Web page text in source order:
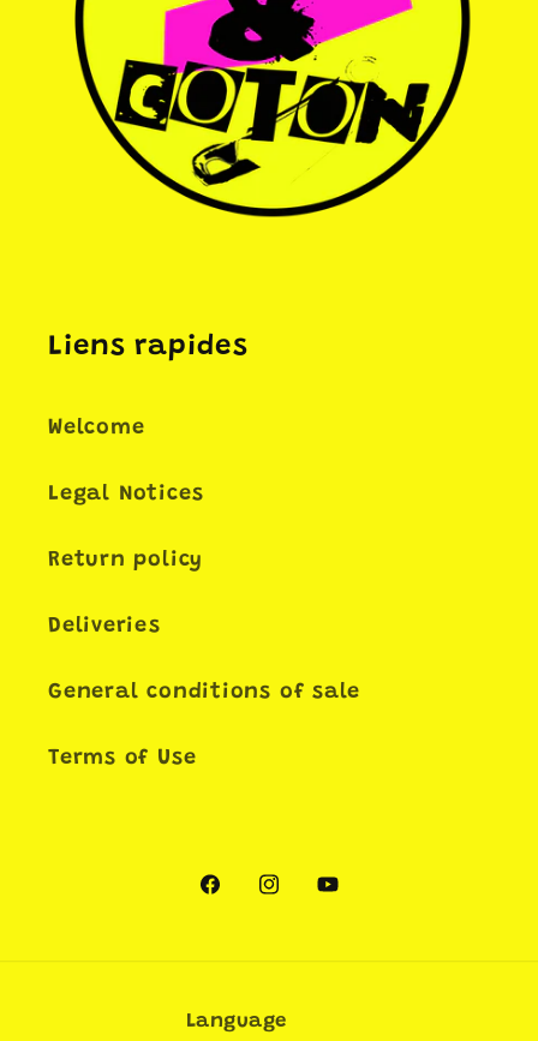
Liens rapides
Welcome
Legal Notices
Return policy
Deliveries
General conditions of sale
Terms of Use
FacebookInstagram
YouTube
Language